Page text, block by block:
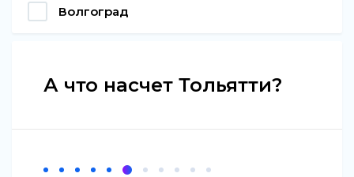
Волгоград
А что насчет Тольятти?